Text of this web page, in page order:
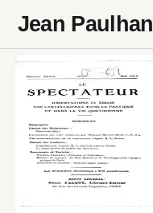
Jean Paulhan